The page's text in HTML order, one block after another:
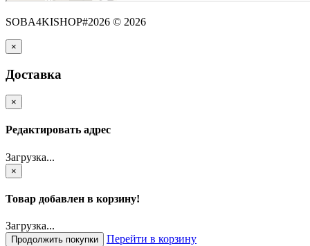
SOBA4KISHOP#2026 © 2026
×
Доставка
×
Редактировать адрес
Загрузка...
×
Товар добавлен в корзину!
Загрузка...
Продолжить покупки Перейти в корзину